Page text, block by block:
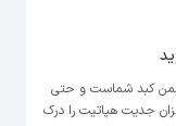
کبد شماست و حتی
جدیت هپاتیت را درک